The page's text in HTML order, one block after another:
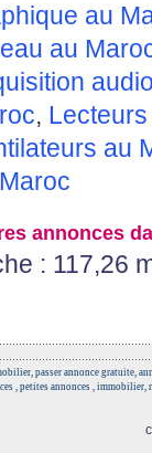
au
au
,
au
annonces
: 117,26
passer annonce gratuite,
, petites annonces ,